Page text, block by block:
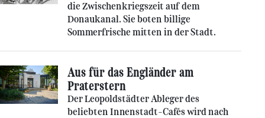
die Zwischenkriegszeit auf dem
Donaukanal. Sie boten billige
Sommerfrische mitten in der Stadt.
Aus für das Engländer am
Praterstern
Der Leopoldstädter Ableger des
beliebten Innenstadt-Cafés wird nach